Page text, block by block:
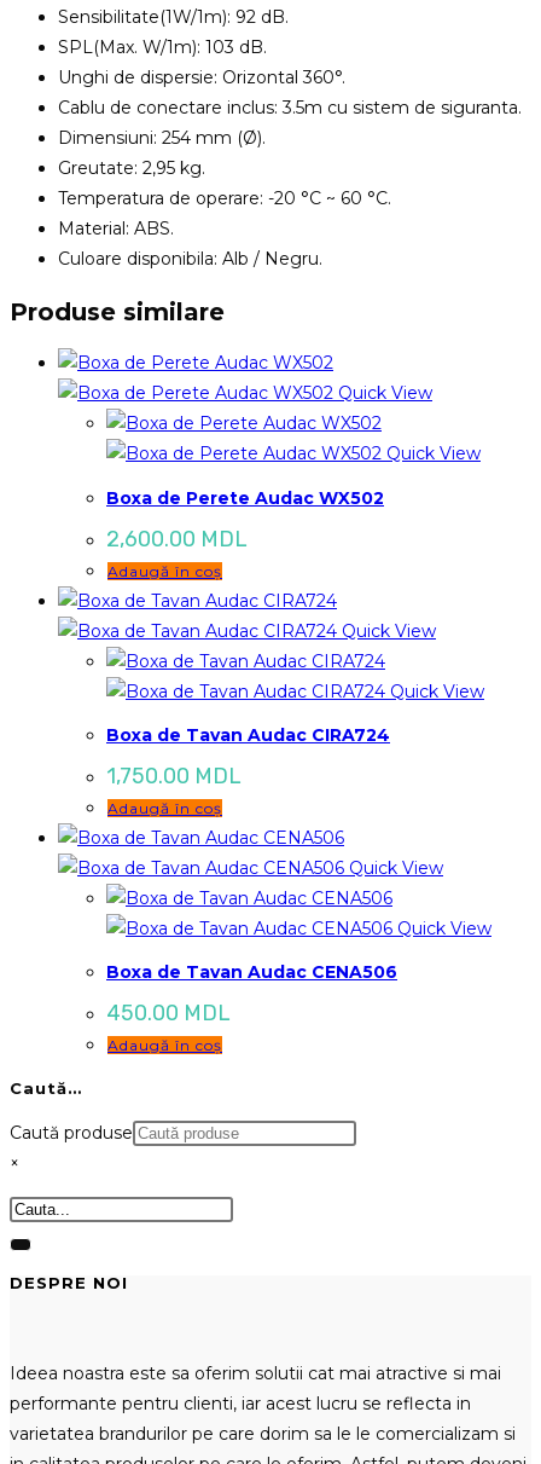
Sensibilitate(1W/1m): 92 dB.
SPL(Max. W/1m): 103 dB.
Unghi de dispersie: Orizontal 360°.
Cablu de conectare inclus: 3.5m cu sistem de siguranta.
Dimensiuni: 254 mm (Ø).
Greutate: 2,95 kg.
Temperatura de operare: -20 °C ~ 60 °C.
Material: ABS.
Culoare disponibila: Alb / Negru.
Produse similare
Quick View
Quick View
Boxa de Perete Audac WX502
2,600.00 MDL
Adaugă în coș
Quick View
Quick View
Boxa de Tavan Audac CIRA724
1,750.00 MDL
Adaugă în coș
Quick View
Quick View
Boxa de Tavan Audac CENA506
450.00 MDL
Adaugă în coș
Caută…
Caută produse
×
DESPRE NOI
Ideea noastra este sa oferim solutii cat mai atractive si mai
performante pentru clienti, iar acest lucru se reflecta in
varietatea brandurilor pe care dorim sa le le comercializam si